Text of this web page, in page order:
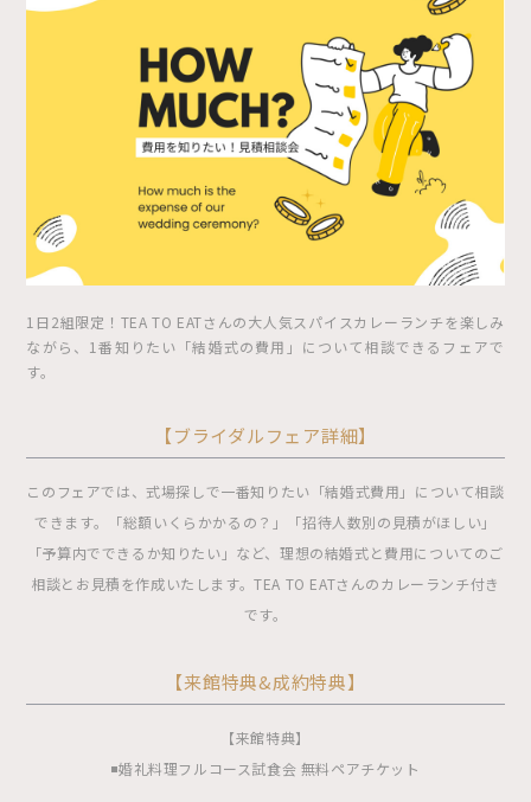
1日2組限定！TEA TO EATさんの大人気スパイスカレーランチを楽しみ
ながら、1番知りたい「結婚式の費用」について相談できるフェアで
す。
【ブライダルフェア詳細】
このフェアでは、式場探しで一番知りたい「結婚式費用」について相談
できます。「総額いくらかかるの？」「招待人数別の見積がほしい」
「予算内でできるか知りたい」など、理想の結婚式と費用についてのご
相談とお見積を作成いたします。TEA TO EATさんのカレーランチ付き
です。
【来館特典&成約特典】
【来館特典】
◾️婚礼料理フルコース試食会 無料ペアチケット